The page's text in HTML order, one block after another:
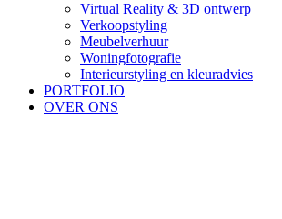
Virtual Reality & 3D ontwerp
Verkoopstyling
Meubelverhuur
Woningfotografie
Interieurstyling en kleuradvies
PORTFOLIO
OVER ONS